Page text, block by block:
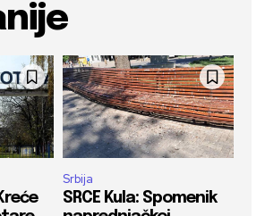
Srbija
SRCE Kula: Spomenik